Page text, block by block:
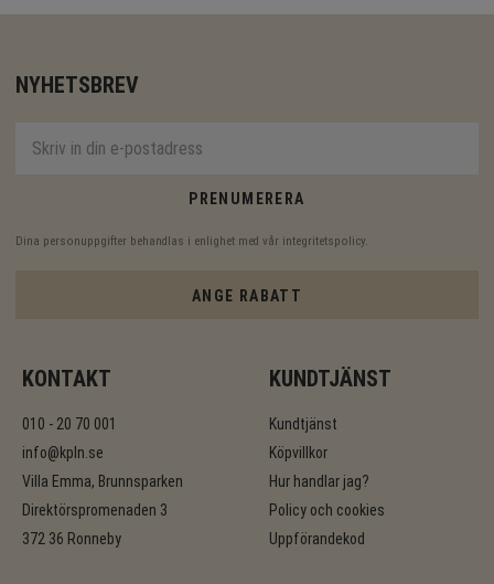
NYHETSBREV
PRENUMERERA
Dina personuppgifter behandlas i enlighet med vår integritetspolicy.
ANGE RABATT
KONTAKT
010 - 20 70 001
info@kpln.se
Villa Emma, Brunnsparken
Direktörspromenaden 3
372 36 Ronneby
KUNDTJÄNST
Kundtjänst
Köpvillkor
Hur handlar jag?
Policy och cookies
Uppförandekod